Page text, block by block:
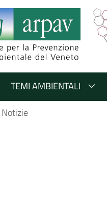
TEMI AMBIENTALI
Notizie